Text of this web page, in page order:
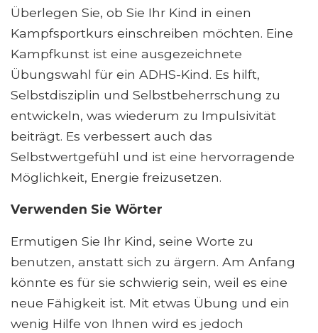
Überlegen Sie, ob Sie Ihr Kind in einen
Kampfsportkurs einschreiben möchten. Eine
Kampfkunst ist eine ausgezeichnete
Übungswahl für ein ADHS-Kind. Es hilft,
Selbstdisziplin und Selbstbeherrschung zu
entwickeln, was wiederum zu Impulsivität
beiträgt. Es verbessert auch das
Selbstwertgefühl und ist eine hervorragende
Möglichkeit, Energie freizusetzen.
Verwenden Sie Wörter
Ermutigen Sie Ihr Kind, seine Worte zu
benutzen, anstatt sich zu ärgern. Am Anfang
könnte es für sie schwierig sein, weil es eine
neue Fähigkeit ist. Mit etwas Übung und ein
wenig Hilfe von Ihnen wird es jedoch